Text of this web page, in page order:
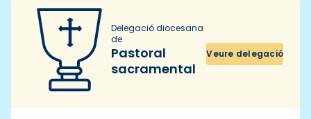
Delegació diocesana
de
Pastoral
sacramental
Veure delegació